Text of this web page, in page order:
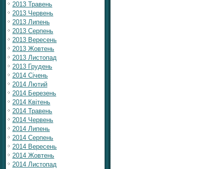
2013 Травень
2013 Червень
2013 Липень
2013 Серпень
2013 Вересень
2013 Жовтень
2013 Листопад
2013 Грудень
2014 Січень
2014 Лютий
2014 Березень
2014 Квітень
2014 Травень
2014 Червень
2014 Липень
2014 Серпень
2014 Вересень
2014 Жовтень
2014 Листопад